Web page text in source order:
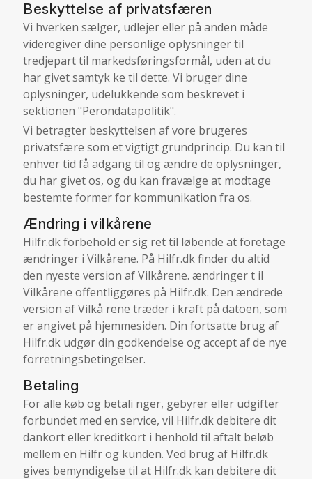
Beskyttelse af privatsfæren
Vi hverken sælger, udlejer eller på anden måde
videregiver dine personlige oplysninger til
tredjepart til markedsføringsformål, uden at du
har givet samtyk ke til dette. Vi bruger dine
oplysninger, udelukkende som beskrevet i
sektionen "Perondatapolitik".
Vi betragter beskyttelsen af vore brugeres
privatsfære som et vigtigt grundprincip. Du kan til
enhver tid få adgang til og ændre de oplysninger,
du har givet os, og du kan fravælge at modtage
bestemte former for kommunikation fra os.
Ændring i vilkårene
Hilfr.dk forbehold er sig ret til løbende at foretage
ændringer i Vilkårene. På Hilfr.dk finder du altid
den nyeste version af Vilkårene. ændringer t il
Vilkårene offentliggøres på Hilfr.dk. Den ændrede
version af Vilkå rene træder i kraft på datoen, som
er angivet på hjemmesiden. Din fortsatte brug af
Hilfr.dk udgør din godkendelse og accept af de nye
forretningsbetingelser.
Betaling
For alle køb og betali nger, gebyrer eller udgifter
forbundet med en service, vil Hilfr.dk debitere dit
dankort eller kreditkort i henhold til aftalt beløb
mellem en Hilfr og kunden. Ved brug af Hilfr.dk
gives bemyndigelse til at Hilfr.dk kan debitere dit